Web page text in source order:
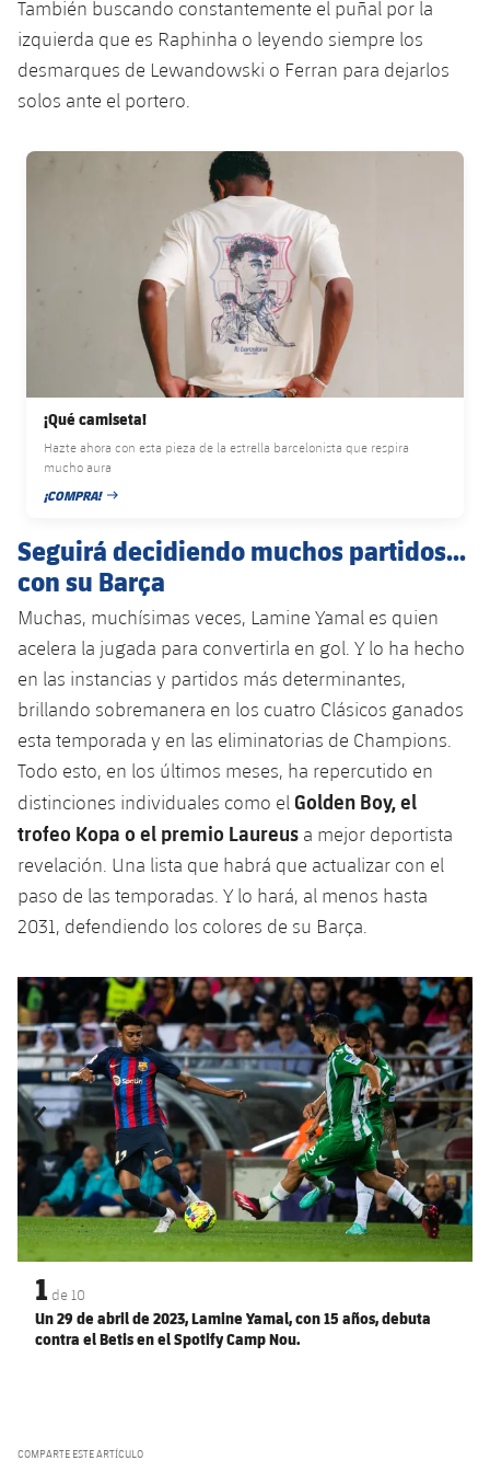
También buscando constantemente el puñal por la
izquierda que es Raphinha o leyendo siempre los
desmarques de Lewandowski o Ferran para dejarlos
solos ante el portero.
FC Barcelona club badge
¡Qué camiseta!
Hazte ahora con esta pieza de la estrella barcelonista que respira
mucho aura
¡COMPRA!
FECHA DE PUBLICACIÓN
Seguirá decidiendo muchos partidos...
con su Barça
Muchas, muchísimas veces, Lamine Yamal es quien
acelera la jugada para convertirla en gol. Y lo ha hecho
en las instancias y partidos más determinantes,
brillando sobremanera en los cuatro Clásicos ganados
esta temporada y en las eliminatorias de Champions.
Todo esto, en los últimos meses, ha repercutido en
distinciones individuales como el Golden Boy, el
trofeo Kopa o el premio Laureus a mejor deportista
revelación. Una lista que habrá que actualizar con el
paso de las temporadas. Y lo hará, al menos hasta
2031, defendiendo los colores de su Barça.
Anterior
label.aria.chevronleft Siguiente
1 de 10
Un 29 de abril de 2023, Lamine Yamal, con 15 años, debuta
contra el Betis en el Spotify Camp Nou.
COMPARTE ESTE ARTÍCULO